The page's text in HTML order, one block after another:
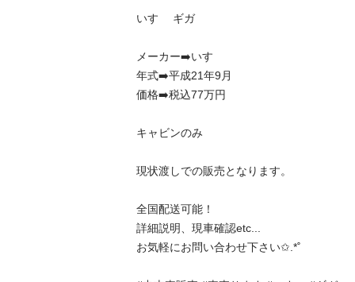
いすゞ ギガ
メーカー➡️いすゞ
年式➡️平成21年9月
価格➡️税込77万円
キャビンのみ
現状渡しでの販売となります。
全国配送可能！
詳細説明、現車確認etc...
お気軽にお問い合わせ下さい✩.*˚